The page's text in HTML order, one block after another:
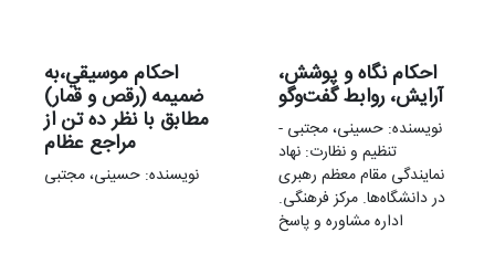
احکام موسيقي،به
ضمیمه (رقص و قمار)
مطابق با نظر ده تن از
مراجع عظام
نویسنده: حسینی، مجتبی
احکام نگاه و پوشش،
آرایش، روابط گفت‌و‌گو
نویسنده: حسینی، مجتبی -
تنظیم و نظارت: نهاد
نمایندگی مقام معظم رهبری
در دانشگاه‌ها. مرکز فرهنگی.
اداره مشاوره و پاسخ